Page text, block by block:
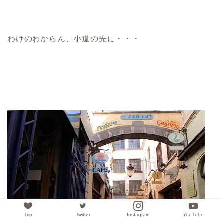
わけのわからん、小道の先に・・・
Trip Twitter Instagram YouTube